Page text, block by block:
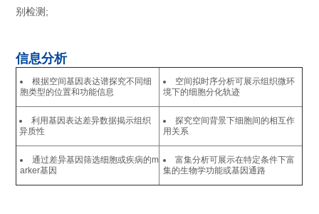
别检测;
信息分析
根据空间基因表达谱探究不同细
胞类型的位置和功能信息
空间拟时序分析可展示组织微环
境下的细胞分化轨迹
利用基因表达差异数据揭示组织
异质性
探究空间背景下细胞间的相互作
用关系
通过差异基因筛选细胞或疾病的m
arker基因
富集分析可展示在特定条件下富
集的生物学功能或基因通路